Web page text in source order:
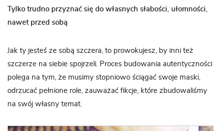
Tylko trudno przyznać się do własnych słabości, ułomności,
nawet przed sobą
Jak ty jesteś ze sobą szczera, to prowokujesz, by inni też
szczerze na siebie spojrzeli. Proces budowania autentyczności
polega na tym, że musimy stopniowo ściągać swoje maski,
odrzucać pełnione role, zauważać fikcje, które zbudowaliśmy
na swój własny temat.